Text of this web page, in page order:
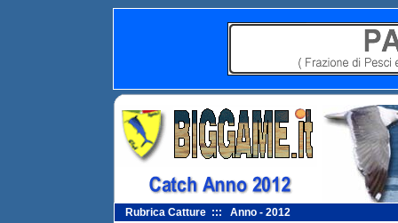
Rubrica Catture ::: Anno - 2012